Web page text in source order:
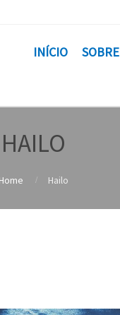
INÍCIO SOBRE
HAILO
Home Hailo